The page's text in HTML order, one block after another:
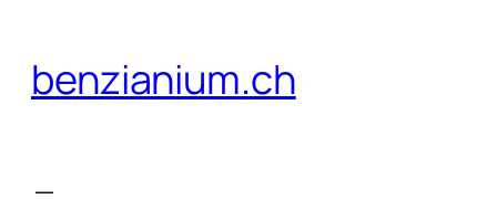
springen
benzianium.ch